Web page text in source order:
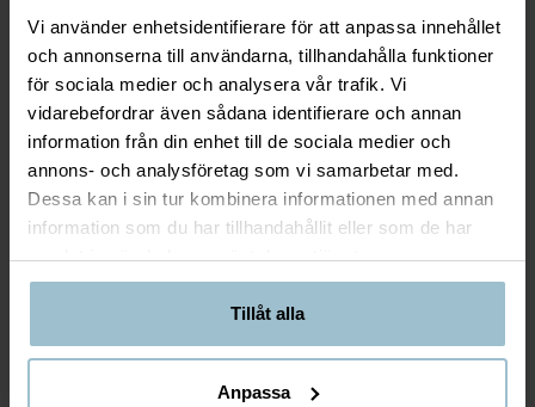
Vi använder enhetsidentifierare för att anpassa innehållet
och annonserna till användarna, tillhandahålla funktioner
för sociala medier och analysera vår trafik. Vi
vidarebefordrar även sådana identifierare och annan
information från din enhet till de sociala medier och
annons- och analysföretag som vi samarbetar med.
Dessa kan i sin tur kombinera informationen med annan
information som du har tillhandahållit eller som de har
samlat in när du har använt deras tjänster.
Tillåt alla
Anpassa
Turen erbjuder fina fotomöjligheter och är ett
perfekt för att fånga fina naturbilder och minnen.
Tänk På
Denna vandring passar dig som vill komma nära
naturen, få ny kunskap och se Jukkasjärvi från ett
nytt perspektiv. Detta är en perfekt paus från
vardagen - eller från isens magiska värld på
Skogspromenaden är passande för dig i god